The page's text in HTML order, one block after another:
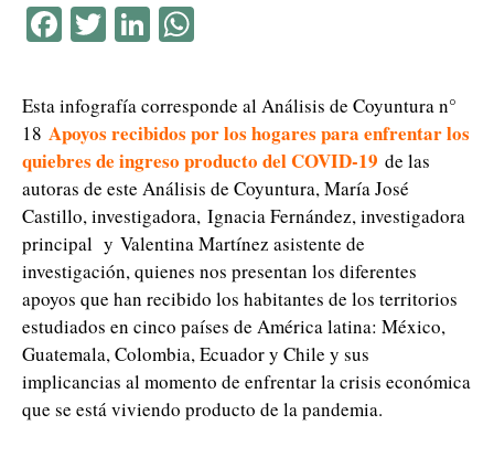
Facebook
TwitterLinkedIn
Esta infografía corresponde al Análisis de Coyuntura n°
18 Apoyos recibidos por los hogares para enfrentar los
quiebres de ingreso producto del COVID-19 de las
autoras de este Análisis de Coyuntura, María José
Castillo, investigadora, Ignacia Fernández, investigadora
principal y Valentina Martínez asistente de
investigación, quienes nos presentan los diferentes
apoyos que han recibido los habitantes de los territorios
estudiados en cinco países de América latina: México,
Guatemala, Colombia, Ecuador y Chile y sus
implicancias al momento de enfrentar la crisis económica
que se está viviendo producto de la pandemia.